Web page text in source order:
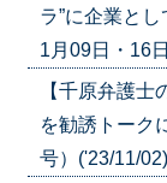
ラ”に企業と
1月09日・16
【千原弁護
を勧誘トーク
号）('23/11/02)